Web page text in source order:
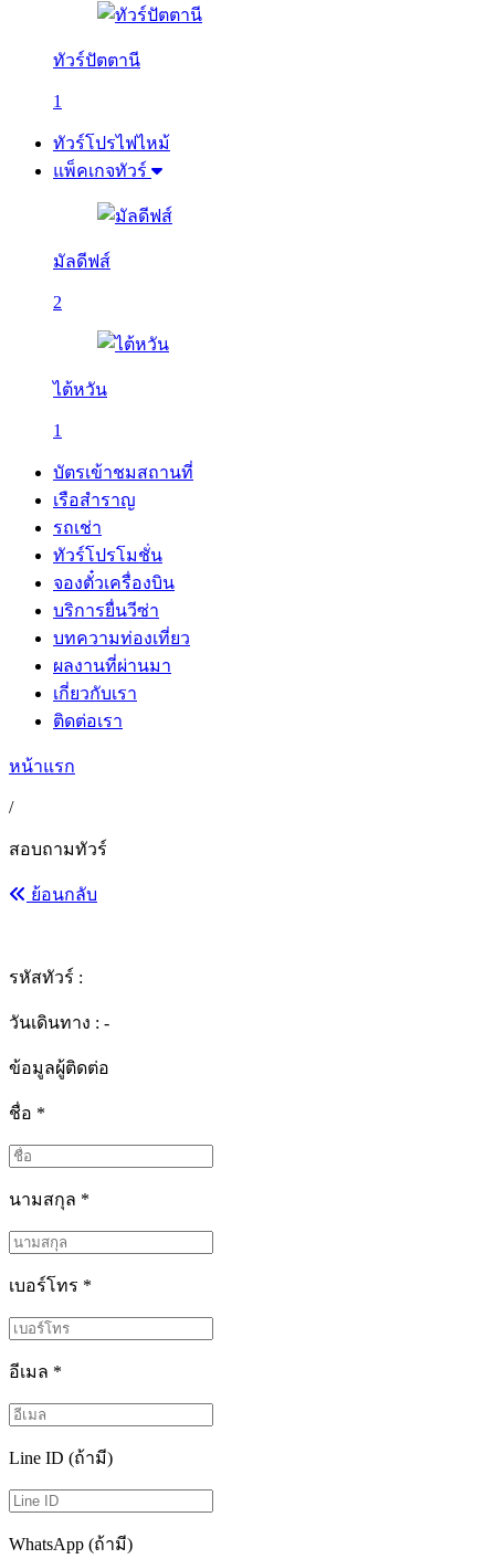
ทัวร์ปัตตานี
1
ทัวร์โปรไฟไหม้
แพ็คเกจทัวร์
มัลดีฟส์
2
ไต้หวัน
1
บัตรเข้าชมสถานที่
เรือสำราญ
รถเช่า
ทัวร์โปรโมชั่น
จองตั๋วเครื่องบิน
บริการยื่นวีซ่า
บทความท่องเที่ยว
ผลงานที่ผ่านมา
เกี่ยวกับเรา
ติดต่อเรา
หน้าแรก
/
สอบถามทัวร์
ย้อนกลับ
รหัสทัวร์ :
วันเดินทาง : -
ข้อมูลผู้ติดต่อ
ชื่อ *
นามสกุล *
เบอร์โทร *
อีเมล *
Line ID (ถ้ามี)
WhatsApp (ถ้ามี)